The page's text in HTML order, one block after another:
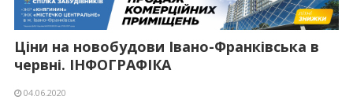
Ціни на новобудови Івано-Франківська в
червні. ІНФОГРАФІКА
04.06.2020